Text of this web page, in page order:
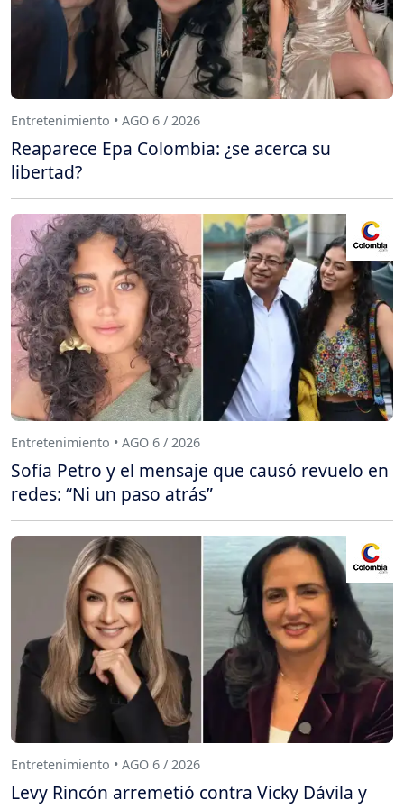
Entretenimiento • AGO 6 / 2026
Reaparece Epa Colombia: ¿se acerca su
libertad?
Entretenimiento • AGO 6 / 2026
Sofía Petro y el mensaje que causó revuelo en
redes: “Ni un paso atrás”
Entretenimiento • AGO 6 / 2026
Levy Rincón arremetió contra Vicky Dávila y